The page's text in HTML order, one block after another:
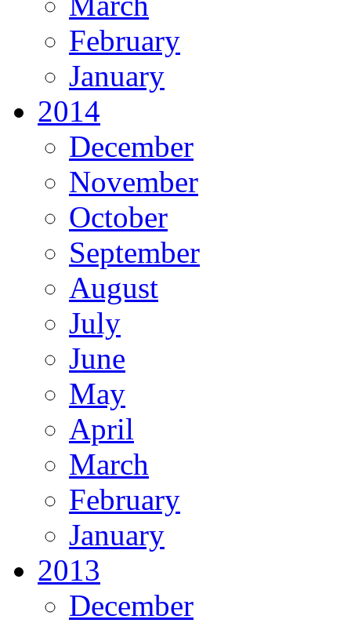
February
January
2014
December
November
October
September
August
July
June
May
April
March
February
January
2013
December